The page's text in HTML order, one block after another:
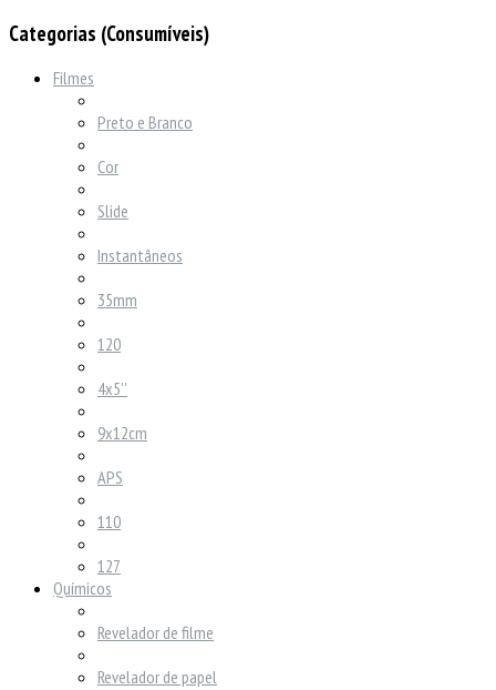
Categorias (Consumíveis)
Filmes
Preto e Branco
Cor
Slide
Instantâneos
35mm
120
4x5''
9x12cm
APS
110
127
Químicos
Revelador de filme
Revelador de papel